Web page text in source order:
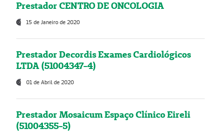
Prestador CENTRO DE ONCOLOGIA
15 de Janeiro de 2020
Prestador Decordis Exames Cardiológicos
LTDA (51004347-4)
01 de Abril de 2020
Prestador Mosaicum Espaço Clínico Eireli
(51004355-5)